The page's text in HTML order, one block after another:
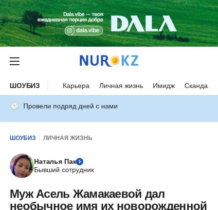
ШОУБИЗ Карьера Личная жизнь Имидж Скандалы
Провели подряд дней с нами
ШОУБИЗ ЛИЧНАЯ ЖИЗНЬ
Наталья Пак
Бывший сотрудник
Муж Асель Жамакаевой дал
необычное имя их новорожденной